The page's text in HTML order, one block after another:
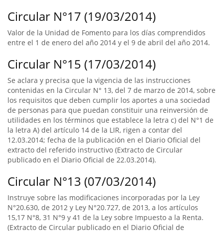
Circular N°17 (19/03/2014)
Valor de la Unidad de Fomento para los días comprendidos
entre el 1 de enero del año 2014 y el 9 de abril del año 2014.
Circular N°15 (17/03/2014)
Se aclara y precisa que la vigencia de las instrucciones
contenidas en la Circular N° 13, del 7 de marzo de 2014, sobre
los requisitos que deben cumplir los aportes a una sociedad
de personas para que puedan constituir una reinversión de
utilidades en los términos que establece la letra c) del N°1 de
la letra A) del artículo 14 de la LIR, rigen a contar del
12.03.2014; fecha de la publicación en el Diario Oficial del
extracto del referido instructivo (Extracto de Circular
publicado en el Diario Oficial de 22.03.2014).
Circular N°13 (07/03/2014)
Instruye sobre las modificaciones incorporadas por la Ley
N°20.630, de 2012 y Ley N°20.727, de 2013, a los artículos
15,17 N°8, 31 N°9 y 41 de la Ley sobre Impuesto a la Renta.
(Extracto de Circular publicado en el Diario Oficial de